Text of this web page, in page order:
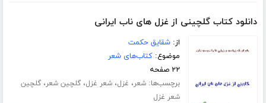
دانلود کتاب گلچینی از غزل های ناب ایرانی
از:شقایق حکمت
موضوع:کتاب‌های شعر
۲۲ صفحه
برچسب‌ها:شعر، غزل،شعر غزل،گلچین شعر،گلچین
شعر غزل